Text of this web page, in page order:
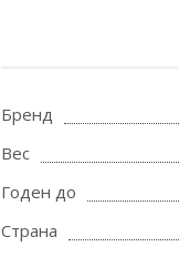
Бренд
Вес
Годен до
Страна